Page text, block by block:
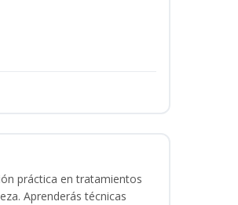
práctica en tratamientos
Aprenderás técnicas